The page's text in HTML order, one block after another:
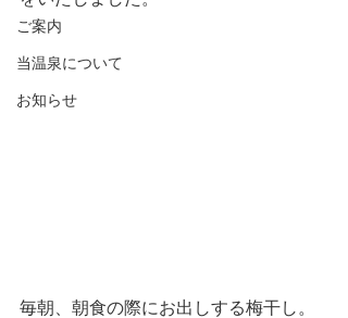
ご案内
当温泉について
お知らせ
毎朝、朝食の際にお出しする梅干し。